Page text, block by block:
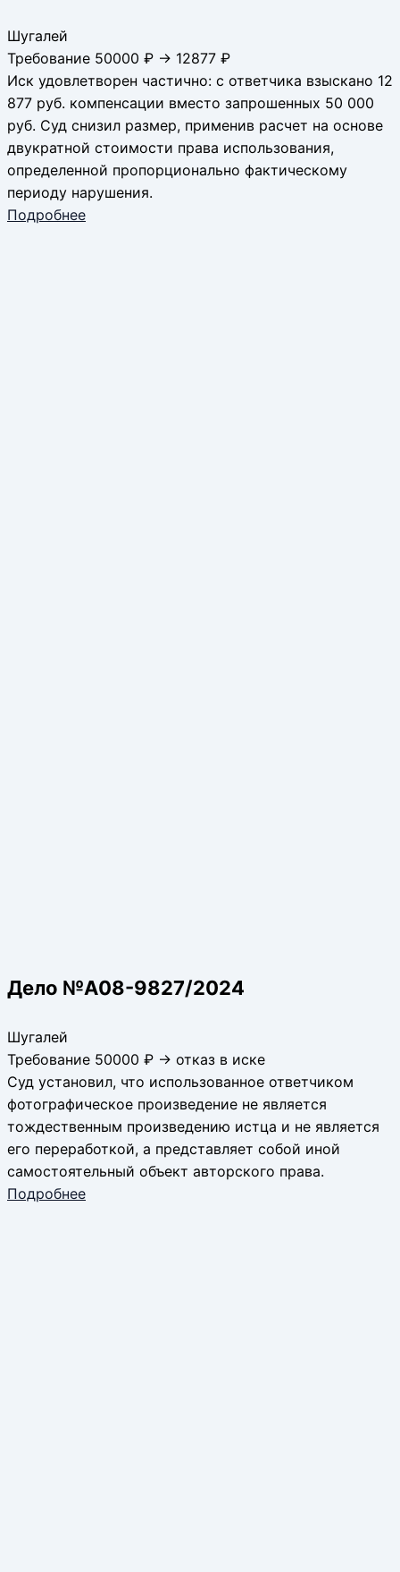
Шугалей
Требование 50000 ₽ → 12877 ₽
Иск удовлетворен частично: с ответчика взыскано 12
877 руб. компенсации вместо запрошенных 50 000
руб. Суд снизил размер, применив расчет на основе
двукратной стоимости права использования,
определенной пропорционально фактическому
периоду нарушения.
Подробнее
Дело №А08-9827/2024
Шугалей
Требование 50000 ₽ → отказ в иске
Суд установил, что использованное ответчиком
фотографическое произведение не является
тождественным произведению истца и не является
его переработкой, а представляет собой иной
самостоятельный объект авторского права.
Подробнее